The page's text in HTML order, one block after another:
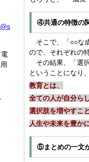
④共通の特徴の
そこで、「○○な
ので、それぞれの
その結果、「選
ということになり
教育とは、
全ての人が自分ら
選択肢を増やすこ
人生や未来を豊か
⑤まとめの一文